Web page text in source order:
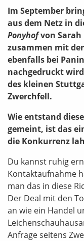
Im September
aus dem Netz in
Ponyhofvon Sarah
zusammen mit
ebenfalls bei
nachgedruckt
des kleinen
Zwerchfell.
Wie entstand
gemeint, ist das
die Konkurrenz
Du kannst ruhig
Kontaktaufnahme
man das in diese
Der Deal mit den
an wie ein Handel
Anfrage seitens